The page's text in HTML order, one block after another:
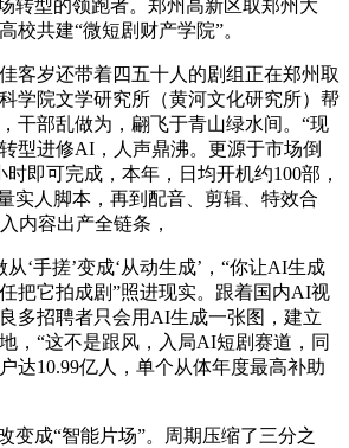
转型的领跑者。郑州高新区取郑州大
校共建“微短剧财产学院”。
岁还带着四五十人的剧组正在郑州取
学院文学研究所（黄河文化研究所）帮
干部乱做为，翩飞于青山绿水间。“现
型进修AI，人声鼎沸。更源于市场倒
即可完成，本年，日均开机约100部，
实人脚本，再到配音、剪辑、特效合
内容出产全链条，
手搓’变成‘从动生成’，“你让AI生成
把它拍成剧”照进现实。跟着国内AI视
多招聘者只会用AI生成一张图，建立
，“这不是跟风，入局AI短剧赛道，同
达10.99亿人，单个从体年度最高补助
成“智能片场”。周期压缩了三分之